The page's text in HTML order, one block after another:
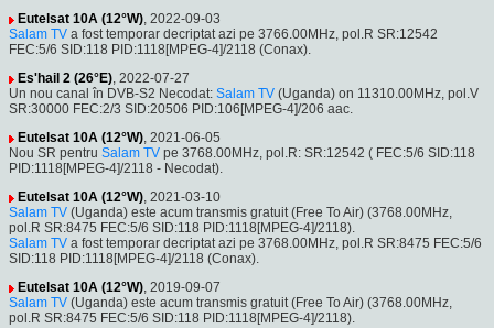
Eutelsat 10A (12°W), 2022-09-03
Salam TV a fost temporar decriptat azi pe 3766.00MHz, pol.R SR:12542
FEC:5/6 SID:118 PID:1118[MPEG-4]/2118 (Conax).
Es'hail 2 (26°E), 2022-07-27
Un nou canal în DVB-S2 Necodat: Salam TV (Uganda) on 11310.00MHz, pol.V
SR:30000 FEC:2/3 SID:20506 PID:106[MPEG-4]/206 aac.
Eutelsat 10A (12°W), 2021-06-05
Nou SR pentru Salam TV pe 3768.00MHz, pol.R: SR:12542 ( FEC:5/6 SID:118
PID:1118[MPEG-4]/2118 - Necodat).
Eutelsat 10A (12°W), 2021-03-10
Salam TV (Uganda) este acum transmis gratuit (Free To Air) (3768.00MHz,
pol.R SR:8475 FEC:5/6 SID:118 PID:1118[MPEG-4]/2118).
Salam TV a fost temporar decriptat azi pe 3768.00MHz, pol.R SR:8475 FEC:5/6
SID:118 PID:1118[MPEG-4]/2118 (Conax).
Eutelsat 10A (12°W), 2019-09-07
Salam TV (Uganda) este acum transmis gratuit (Free To Air) (3768.00MHz,
pol.R SR:8475 FEC:5/6 SID:118 PID:1118[MPEG-4]/2118).